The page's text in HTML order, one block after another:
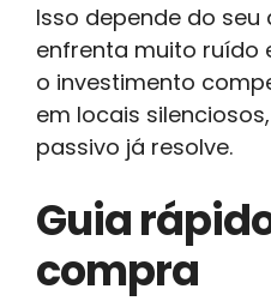
Isso depende do seu
enfrenta muito ruído
o investimento
em locais
passivo já resolve.
Guia
compra